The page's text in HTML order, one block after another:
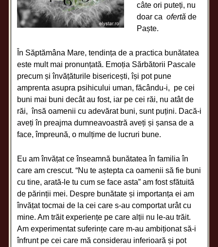
câte ori puteți, nu
doar caofertă de
Paște.
În Săptămâna Mare, tendința de a practica bunătatea
este mult mai pronunțată. Emoția Sărbătorii Pascale
precum și învățăturile bisericești, își pot pune
amprenta asupra psihicului uman, făcându-i, pe cei
buni mai buni decât au fost, iar pe cei răi, nu atât de
răi, însă oamenii cu adevărat buni, sunt puțini. Dacă-i
aveți în preajma dumneavoastră aveți și șansa de a
face, împreună, o mulțime de lucruri bune.
Eu am învățat ce înseamnă bunătatea în familia în
care am crescut. “Nu te aștepta ca oamenii să fie buni
cu tine, arată-le tu cum se face asta” am fost sfătuită
de părinții mei. Despre bunătate și importanța ei am
învățat tocmai de la cei care s-au comportat urât cu
mine. Am trăit experiențe pe care alții nu le-au trăit.
Am experimentat suferințe care m-au ambiționat să-i
înfrunt pe cei care mă considerau inferioară și pot